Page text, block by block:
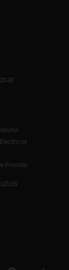
Provider